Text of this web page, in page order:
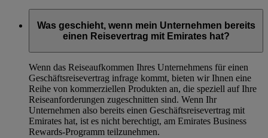
Was geschieht, wenn mein Unternehmen bereits
einen Reisevertrag mit Emirates hat?
Wenn das Reiseaufkommen Ihres Unternehmens für einen
Geschäftsreisevertrag infrage kommt, bieten wir Ihnen eine
Reihe von kommerziellen Produkten an, die speziell auf Ihre
Reiseanforderungen zugeschnitten sind. Wenn Ihr
Unternehmen also bereits einen Geschäftsreisevertrag mit
Emirates hat, ist es nicht berechtigt, am Emirates Business
Rewards-Programm teilzunehmen.